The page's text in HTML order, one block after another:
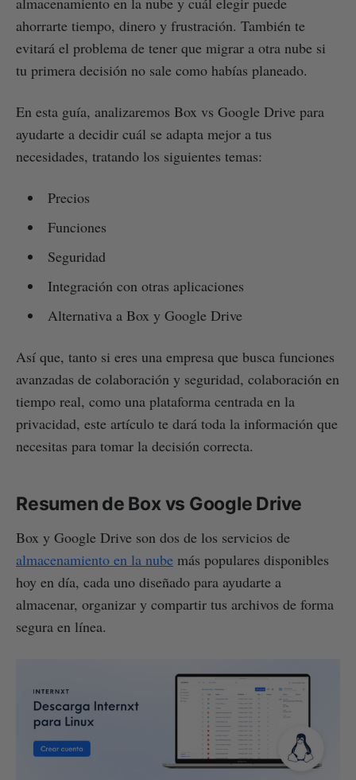
ahorrarte tiempo, dinero y frustración. También te
evitará el problema de tener que migrar a otra nube si
tu primera decisión no sale como habías planeado.
En esta guía, analizaremos Box vs Google Drive para
ayudarte a decidir cuál se adapta mejor a tus
necesidades, tratando los siguientes temas:
Precios
Funciones
Seguridad
Integración con otras aplicaciones
Alternativa a Box y Google Drive
Así que, tanto si eres una empresa que busca funciones
avanzadas de colaboración y seguridad, colaboración en
tiempo real, como una plataforma centrada en la
privacidad, este artículo te dará toda la información que
necesitas para tomar la decisión correcta.
Resumen de Box vs Google Drive
Box y Google Drive son dos de los servicios de
almacenamiento en la nube más populares disponibles
hoy en día, cada uno diseñado para ayudarte a
almacenar, organizar y compartir tus archivos de forma
segura en línea.